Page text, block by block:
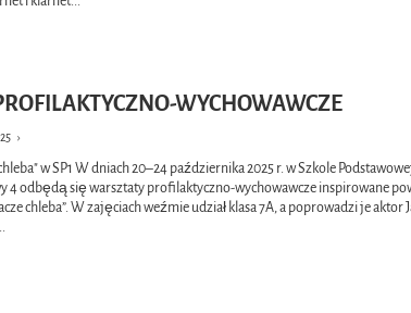
WYCHOWAWCZE
›
w SP1 W dniach 20–24 października 2025 r. w Szkole
4 odbędą się warsztaty profilaktyczno-wychowawcze inspirowane
chleba”. W zajęciach weźmie udział klasa 7A, a poprowadzi je aktor